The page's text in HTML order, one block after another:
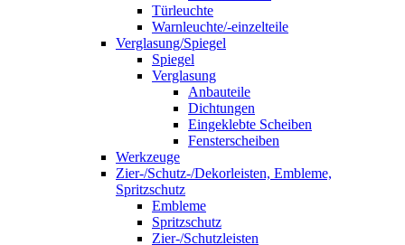
Türleuchte
Warnleuchte/-einzelteile
Verglasung/Spiegel
Spiegel
Verglasung
Anbauteile
Dichtungen
Eingeklebte Scheiben
Fensterscheiben
Werkzeuge
Zier-/Schutz-/Dekorleisten, Embleme,
Spritzschutz
Embleme
Spritzschutz
Zier-/Schutzleisten